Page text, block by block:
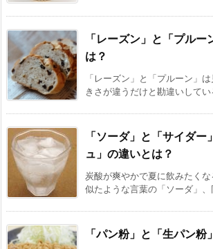
「レーズン」と「プルー
は？
「レーズン」と「プルーン」
きさが違うだけと勘違いして
「ソーダ」と「サイダ
ュ」の違いとは？
炭酸が爽やかで夏に飲みたくな
似たような言葉の「ソーダ」
「パン粉」と「生パン粉